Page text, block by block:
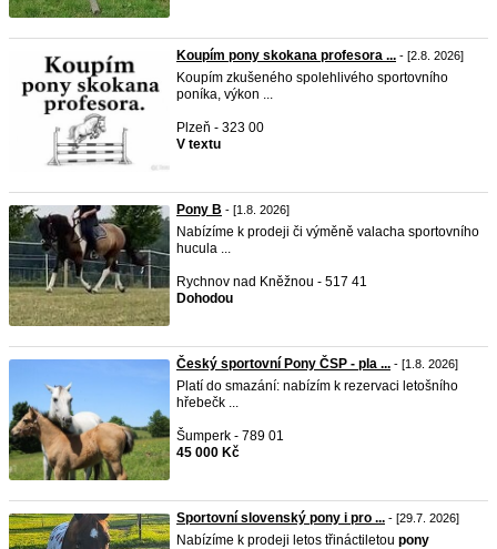
Koupím pony skokana profesora ... - [2.8. 2026]
Koupím zkušeného spolehlivého sportovního
poníka, výkon ...
Plzeň - 323 00
V textu
Pony B - [1.8. 2026]
Nabízíme k prodeji či výměně valacha sportovního
hucula ...
Rychnov nad Kněžnou - 517 41
Dohodou
Český sportovní Pony ČSP - pla ... - [1.8. 2026]
Platí do smazání: nabízím k rezervaci letošního
hřebečk ...
Šumperk - 789 01
45 000 Kč
Sportovní slovenský pony i pro ... - [29.7. 2026]
Nabízíme k prodeji letos třináctiletou pony